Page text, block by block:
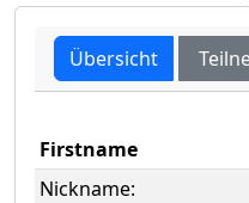
Übersicht
Firstname
Nickname: